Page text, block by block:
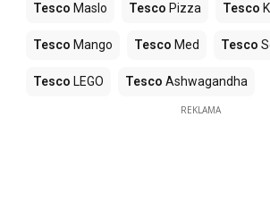
Tesco Maslo Tesco Pizza Tesco
Tesco Mango Tesco Med Tesco
Tesco LEGO Tesco Ashwagandha
REKLAMA